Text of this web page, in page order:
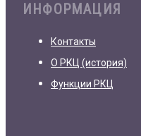
ИНФОРМАЦИЯ
Контакты
О РКЦ (история)
Функции РКЦ